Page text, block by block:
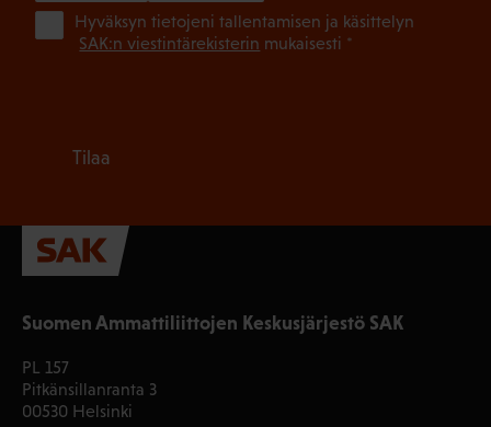
Suomen Ammattiliittojen Keskusjärjestö SAK
PL 157
Pitkänsillanranta 3
00530 Helsinki
Hyväksyn tietojeni tallentamisen ja käsittelyn
SAK:n viestintärekisterin mukaisesti *
Tilaa